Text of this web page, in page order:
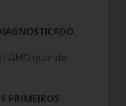
:
LGMD quando
PRIMEIROS